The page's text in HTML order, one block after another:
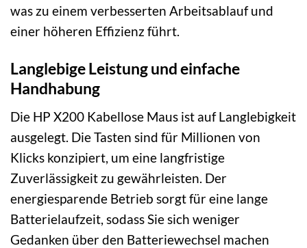
was zu einem verbesserten Arbeitsablauf und
einer höheren Effizienz führt.
Langlebige Leistung und einfache
Handhabung
Die HP X200 Kabellose Maus ist auf Langlebigkeit
ausgelegt. Die Tasten sind für Millionen von
Klicks konzipiert, um eine langfristige
Zuverlässigkeit zu gewährleisten. Der
energiesparende Betrieb sorgt für eine lange
Batterielaufzeit, sodass Sie sich weniger
Gedanken über den Batteriewechsel machen